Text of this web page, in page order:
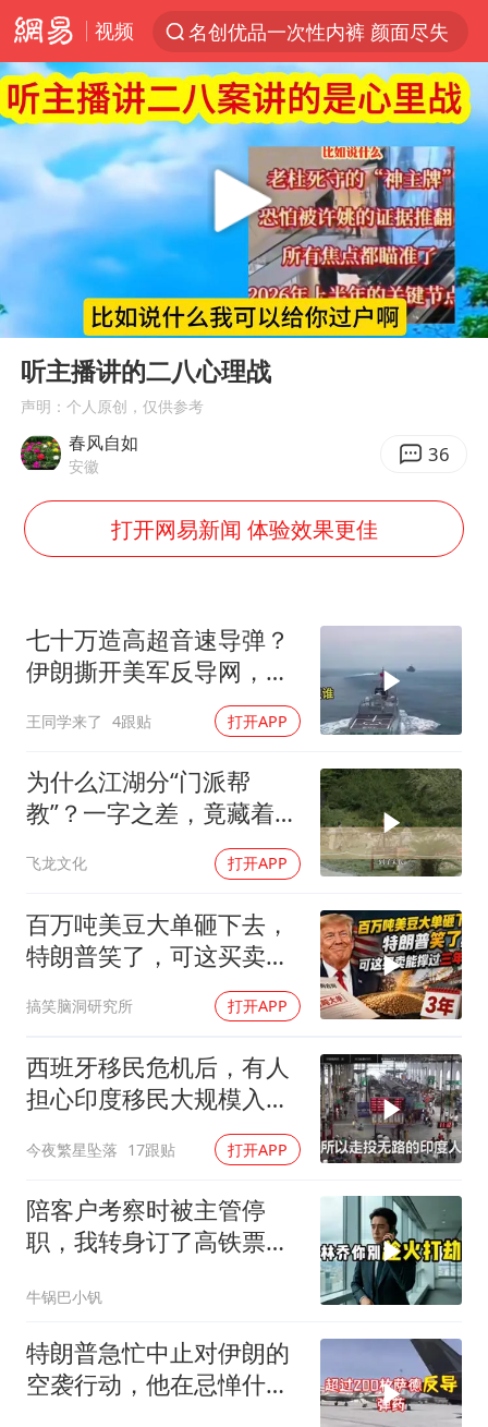
视频
名创优品一次性内裤 颜面尽失
解锁各地夏日限定体验
台风白海豚闭眼浙江上海处于危险半圆
伊斯兰版北约来了吗
四川宜宾市珙县发生3.4级地震
香港宏福苑火灾或由烟头引起
中国父女泰国骑摩托车坠崖1死1伤
网约车司机充电时猝死保险拒赔
白海豚将正面袭击贯穿浙江
周末打虎 宋致远被查
浙江台州《告全体市民书》
刘浩存百花奖开幕式红裙起舞
多个明星演唱会取消
店主称换“青海拉面”招牌后生意更好
万岁山接盘烂尾恒大文旅城
习近平心系体育强国建设
Play
05:23
听主播讲的二八心理战
声明：个人原创，仅供参考
春风自如
安徽 36
打开网易新闻 体验效果更佳
七十万造高超音速导弹？
伊朗撕开美军反导网，炸
王同学来了 4跟贴 打开APP
为什么江湖分“门派帮
教”？一字之差，竟藏着不
飞龙文化 打开APP
百万吨美豆大单砸下去，
特朗普笑了，可这买卖能
搞笑脑洞研究所 打开APP
西班牙移民危机后，有人
担心印度移民大规模入侵
今夜繁星坠落 17跟贴 打开APP
陪客户考察时被主管停
职，我转身订了高铁票。
亿合同没你根本签不了
牛锅巴小钒
特朗普急忙中止对伊朗的
空袭行动，他在忌惮什